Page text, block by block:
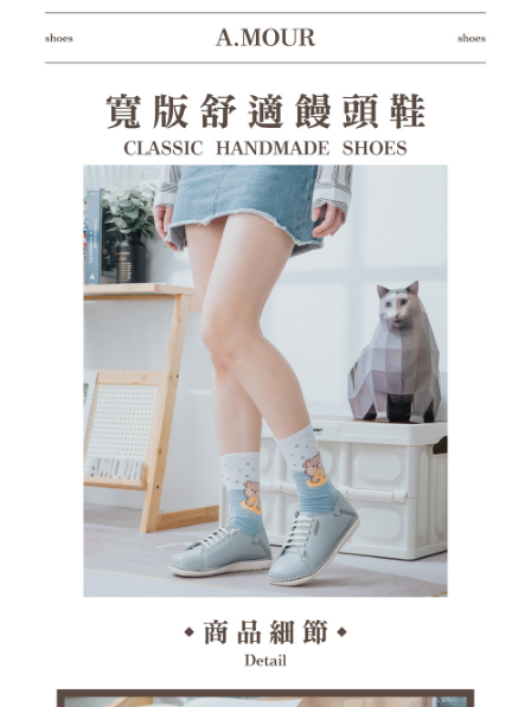
１．透過由恩沛科技股份有限公司提供之「AFTEE先享後付」服務完成之交
易，需依本服務之必要範圍內提供個人資料，並將交易相關給付款項請求債
https://aftee.tw/terms/#terms3
３．未成年的使用者請事先徵得法定代理人或監護人之同意方可使用
「AFTEE先享後付」，若未經同意申辦者引起之損失，本公司不負相關責
４．使用「AFTEE先享後付」時，將依據個別帳號之用戶狀況，依本公司即
時審查核予不同之上限額度；若仍有額度不足之情形，本公司將視審查結果
請求用戶進行身份認證。
５．嚴禁一人註冊多個帳號或使用他人資訊註冊。若發現惡意使用之情形，
恩沛科技股份有限公司將有權停止該用戶之使用額度並採取法律行動。
每筆NT$100，滿NT$1,380(含以上)免運費
海外宅配（貨到付運費）